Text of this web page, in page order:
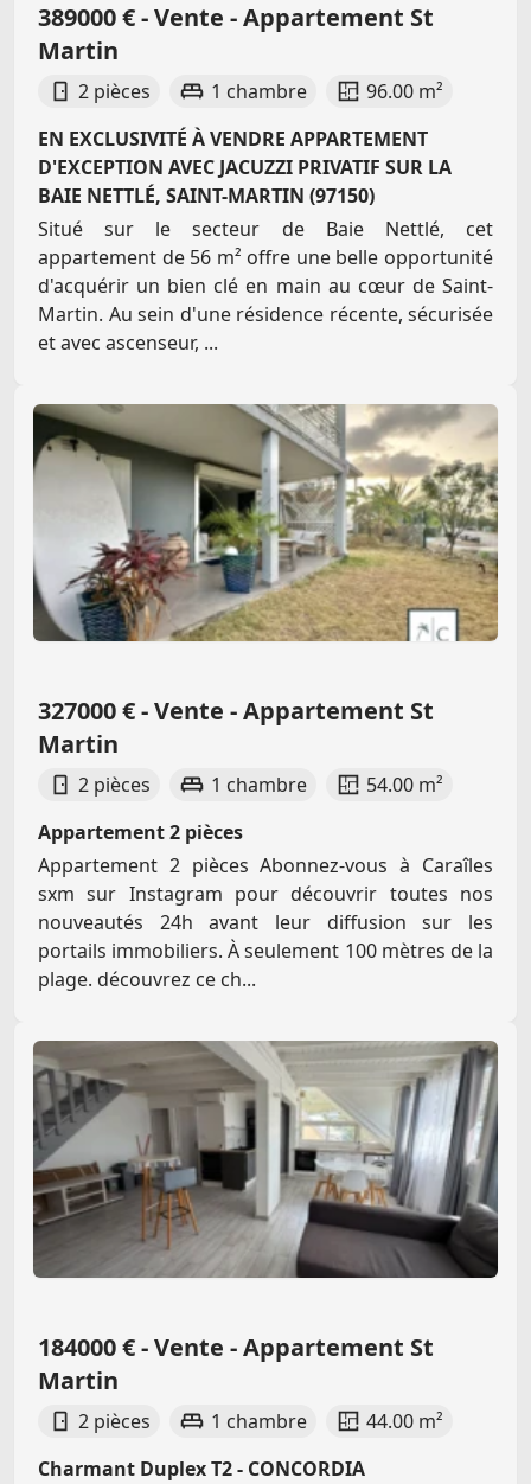
389000 € - Vente - Appartement St
Martin
2 pièces 1 chambre
96.00 m²
EN EXCLUSIVITÉ À VENDRE APPARTEMENT
D'EXCEPTION AVEC JACUZZI PRIVATIF SUR LA
BAIE NETTLÉ, SAINT-MARTIN (97150)
Situé sur le secteur de Baie Nettlé, cet
appartement de 56 m² offre une belle opportunité
d'acquérir un bien clé en main au cœur de Saint-
Martin. Au sein d'une résidence récente, sécurisée
et avec ascenseur, ...
327000 € - Vente - Appartement St
Martin
2 pièces 1 chambre
54.00 m²
Appartement 2 pièces
Appartement 2 pièces Abonnez-vous à Caraîles
sxm sur Instagram pour découvrir toutes nos
nouveautés 24h avant leur diffusion sur les
portails immobiliers. À seulement 100 mètres de la
plage. découvrez ce ch...
184000 € - Vente - Appartement St
Martin
2 pièces 1 chambre
44.00 m²
Charmant Duplex T2 - CONCORDIA